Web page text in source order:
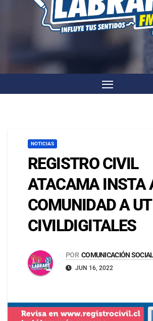
NOTICIAS
REGISTRO CIVIL
ATACAMA INSTA
COMUNIDAD A
CIVILDIGITALES
POR COMUNICACIÓN
JUN 16, 2022